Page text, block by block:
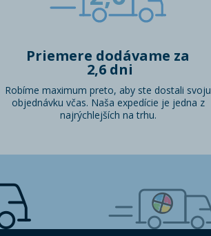
Priemere dodávame za
2,6 dni
Robíme maximum preto, aby ste dostali svoju
objednávku včas. Naša expedície je jedna z
najrýchlejších na trhu.